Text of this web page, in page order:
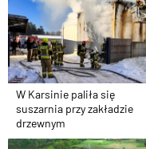
W Karsinie paliła się
suszarnia przy zakładzie
drzewnym